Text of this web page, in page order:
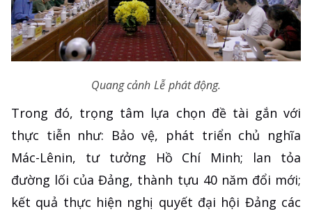
Quang cảnh Lễ phát động.
Trong đó, trọng tâm lựa chọn đề tài gắn với
thực tiễn như: Bảo vệ, phát triển chủ nghĩa
Mác-Lênin, tư tưởng Hồ Chí Minh; lan tỏa
đường lối của Đảng, thành tựu 40 năm đổi mới;
kết quả thực hiện nghị quyết đại hội Đảng các